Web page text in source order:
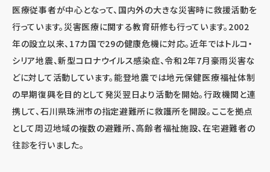
医療従事者が中心となって、国内外の大きな災害時に救援活動を
行っています。災害医療に関する教育研修も行っています。 2002
年の設立以来、 17カ国で29の健康危機に対応。近年ではトルコ・
シリア地震、新型コロナウイルス感染症、令和2年7月豪雨災害な
どに対して活動しています。能登地震では地元保健医療福祉体制
の早期復興を目的として発災翌日より活動を開始。行政機関と連
携して、石川県珠洲市の指定避難所に救護所を開設。ここを拠点
として周辺地域の複数の避難所、高齢者福祉施設、在宅避難者の
往診を行いました。